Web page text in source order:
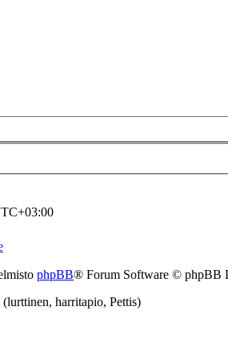
phpBB® Forum Software © phpBB
harritapio, Pettis)